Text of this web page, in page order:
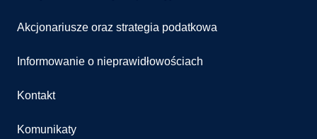
Akcjonariusze oraz strategia podatkowa
Informowanie o nieprawidłowościach
Kontakt
Komunikaty